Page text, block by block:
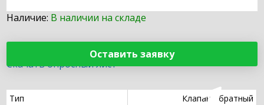
Наличие: В наличии на складе
Оставить заявку
Скачать опросный лист
Тип
Клапан обратный